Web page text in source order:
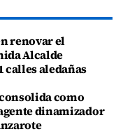
renovar el
Alcalde
calles aledañas
como
dinamizador